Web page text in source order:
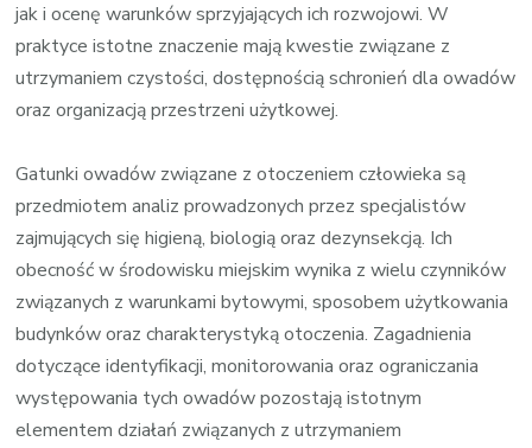
jak i ocenę warunków sprzyjających ich rozwojowi. W
praktyce istotne znaczenie mają kwestie związane z
utrzymaniem czystości, dostępnością schronień dla owadów
oraz organizacją przestrzeni użytkowej.
Gatunki owadów związane z otoczeniem człowieka są
przedmiotem analiz prowadzonych przez specjalistów
zajmujących się higieną, biologią oraz dezynsekcją. Ich
obecność w środowisku miejskim wynika z wielu czynników
związanych z warunkami bytowymi, sposobem użytkowania
budynków oraz charakterystyką otoczenia. Zagadnienia
dotyczące identyfikacji, monitorowania oraz ograniczania
występowania tych owadów pozostają istotnym
elementem działań związanych z utrzymaniem